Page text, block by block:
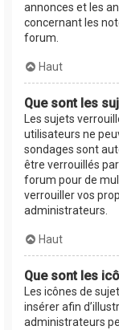
annonces et les
concernant les
forum.
Haut
Que sont les
Les sujets
utilisateurs ne
sondages sont
être verrouillés
forum pour de
verrouiller vos
administrateurs.
Haut
Que sont les
Les icônes de
insérer afin
administrateurs